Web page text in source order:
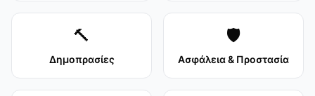
🔨
Δημοπρασίες
🛡️
Ασφάλεια & Προστασία